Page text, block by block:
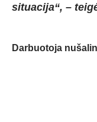
situacija“, –
Darbuotoja